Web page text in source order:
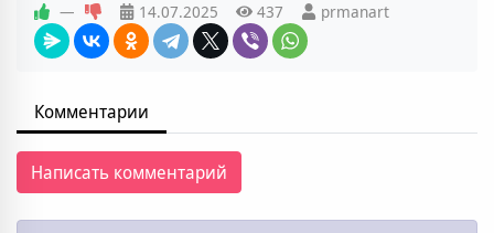
— 14.07.2025 437 prmanart
Комментарии
Написать комментарий